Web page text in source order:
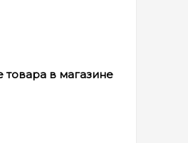
товара в магазине